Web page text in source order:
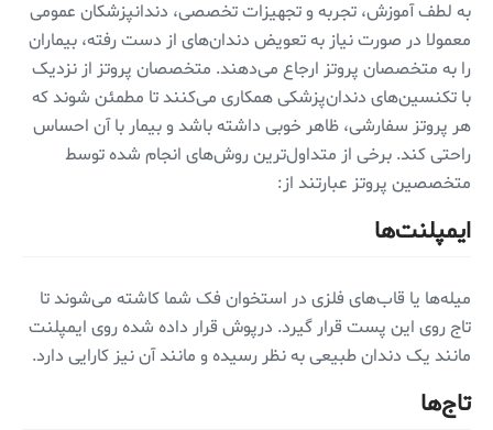
به لطف آموزش، تجربه و تجهیزات تخصصی، دندانپزشکان عمومی
معمولا در صورت نیاز به تعویض دندان‌های از دست رفته، بیماران
را به متخصصان پروتز ارجاع می‌دهند. متخصصان پروتز از نزدیک
با تکنسین‌های دندان‌پزشکی همکاری می‌کنند تا مطمئن شوند که
هر پروتز سفارشی، ظاهر خوبی داشته باشد و بیمار با آن احساس
راحتی کند. برخی از متداول‌ترین روش‌های انجام شده توسط
متخصصین پروتز عبارتند از:
ایمپلنت‌ها
میله‌ها یا قاب‌های فلزی در استخوان فک شما کاشته می‌شوند تا
تاج روی این پست قرار گیرد. درپوش قرار داده شده روی ایمپلنت
مانند یک دندان طبیعی به نظر رسیده و مانند آن نیز کارایی دارد.
تاج‌ها